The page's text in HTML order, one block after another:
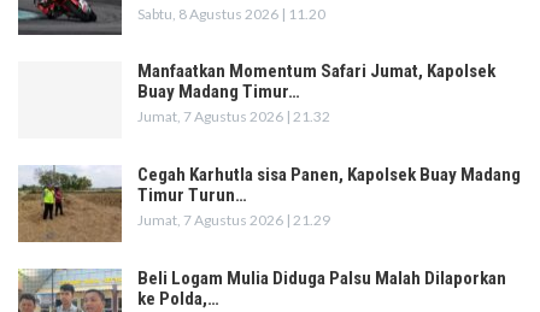
Sabtu, 8 Agustus 2026 | 11.20
Manfaatkan Momentum Safari Jumat, Kapolsek
Buay Madang Timur…
Jumat, 7 Agustus 2026 | 21.32
Cegah Karhutla sisa Panen, Kapolsek Buay Madang
Timur Turun…
Jumat, 7 Agustus 2026 | 21.29
Beli Logam Mulia Diduga Palsu Malah Dilaporkan
ke Polda,…